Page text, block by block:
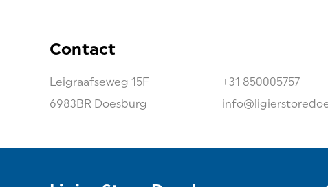
Contact
Leigraafseweg 15F
6983BR Doesburg
+31 850005757